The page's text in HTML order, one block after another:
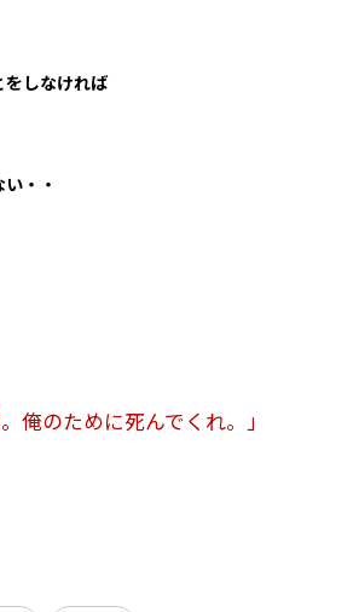
をしなければ
・・
俺のために死んでくれ。」